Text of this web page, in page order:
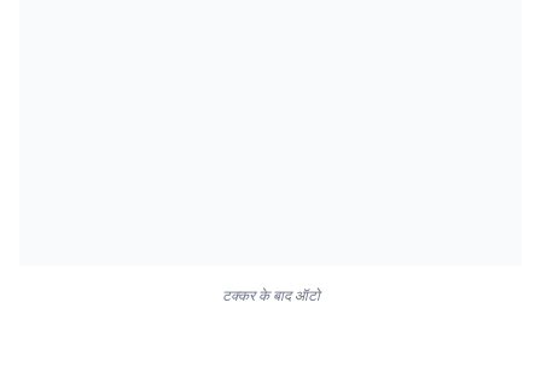
टक्कर के बाद ऑटो